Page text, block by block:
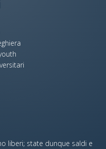
liberi; state dunque saldi e